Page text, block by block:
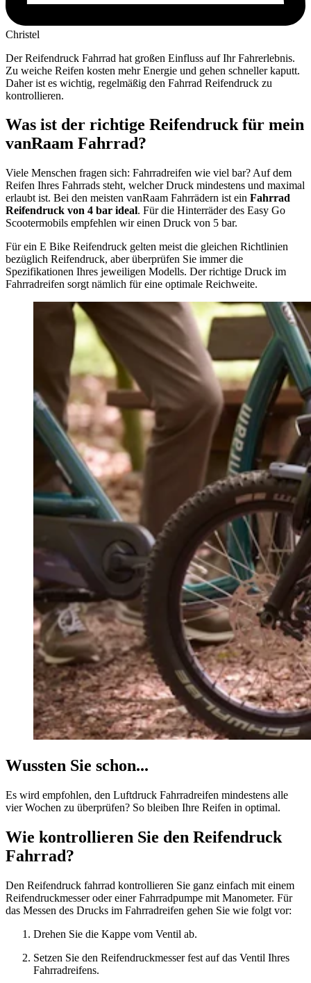
Christel
Der Reifendruck Fahrrad hat großen Einfluss auf Ihr Fahrerlebnis.
Zu weiche Reifen kosten mehr Energie und gehen schneller kaputt.
Daher ist es wichtig, regelmäßig den Fahrrad Reifendruck zu
kontrollieren.
Was ist der richtige Reifendruck für mein
vanRaam Fahrrad?
Viele Menschen fragen sich: Fahrradreifen wie viel bar? Auf dem
Reifen Ihres Fahrrads steht, welcher Druck mindestens und maximal
erlaubt ist. Bei den meisten vanRaam Fahrrädern ist ein Fahrrad
Reifendruck von 4 bar ideal. Für die Hinterräder des Easy Go
Scootermobils empfehlen wir einen Druck von 5 bar.
Für ein E Bike Reifendruck gelten meist die gleichen Richtlinien
bezüglich Reifendruck, aber überprüfen Sie immer die
Spezifikationen Ihres jeweiligen Modells. Der richtige Druck im
Fahrradreifen sorgt nämlich für eine optimale Reichweite.
Wussten Sie schon...
Es wird empfohlen, den Luftdruck Fahrradreifen mindestens alle
vier Wochen zu überprüfen? So bleiben Ihre Reifen in optimal.
Wie kontrollieren Sie den Reifendruck
Fahrrad?
Den Reifendruck fahrrad kontrollieren Sie ganz einfach mit einem
Reifendruckmesser oder einer Fahrradpumpe mit Manometer. Für
das Messen des Drucks im Fahrradreifen gehen Sie wie folgt vor:
Drehen Sie die Kappe vom Ventil ab.
Setzen Sie den Reifendruckmesser fest auf das Ventil Ihres
Fahrradreifens.